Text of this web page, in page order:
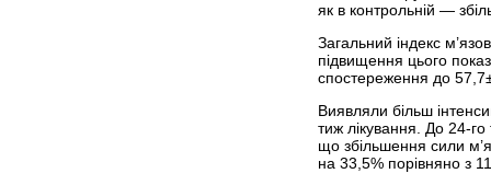
як в контрольній —
Загальний індекс
підвищення цього
спостереження до
Виявляли більш
тиж лікування. До 24-
що збільшення сили
на 33,5% порівняно з